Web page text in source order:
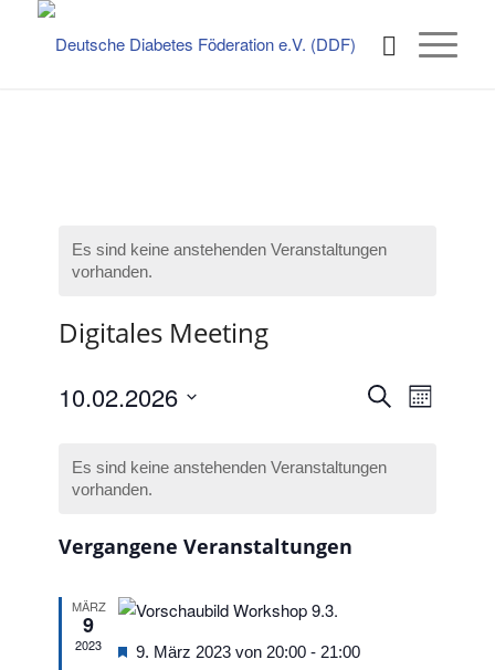
Es sind keine anstehenden Veranstaltungen
vorhanden.
Digitales Meeting
und
SucheMonat
10.02.2026
von
Es sind keine anstehenden Veranstaltungen
vorhanden.
Vergangene Veranstaltungen
MÄRZ
9
2023 Hervorgehoben
9. März 2023 von 20:00 - 21:00